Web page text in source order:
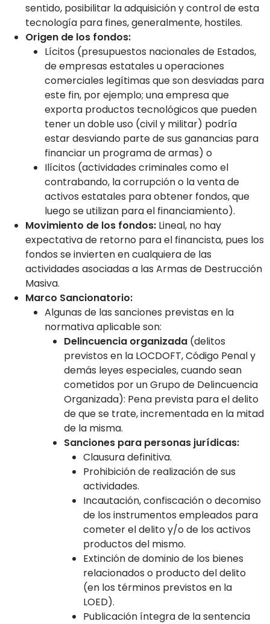
sentido, posibilitar la adquisición y control de esta
tecnología para fines, generalmente, hostiles.
Origen de los fondos:
Lícitos (presupuestos nacionales de Estados,
de empresas estatales u operaciones
comerciales legítimas que son desviadas para
este fin, por ejemplo; una empresa que
exporta productos tecnológicos que pueden
tener un doble uso (civil y militar) podría
estar desviando parte de sus ganancias para
financiar un programa de armas) o
Ilícitos (actividades criminales como el
contrabando, la corrupción o la venta de
activos estatales para obtener fondos, que
luego se utilizan para el financiamiento).
Movimiento de los fondos: Lineal, no hay
expectativa de retorno para el financista, pues los
fondos se invierten en cualquiera de las
actividades asociadas a las Armas de Destrucción
Masiva.
Marco Sancionatorio:
Algunas de las sanciones previstas en la
normativa aplicable son:
Delincuencia organizada (delitos
previstos en la LOCDOFT, Código Penal y
demás leyes especiales, cuando sean
cometidos por un Grupo de Delincuencia
Organizada): Pena prevista para el delito
de que se trate, incrementada en la mitad
de la misma.
Sanciones para personas jurídicas:
Clausura definitiva.
Prohibición de realización de sus
actividades.
Incautación, confiscación o decomiso
de los instrumentos empleados para
cometer el delito y/o de los activos
productos del mismo.
Extinción de dominio de los bienes
relacionados o producto del delito
(en los términos previstos en la
LOED).
Publicación íntegra de la sentencia